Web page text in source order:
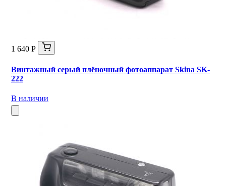
1 640 Р
Винтажный серый плёночный фотоаппарат Skina SK-
222
В наличии